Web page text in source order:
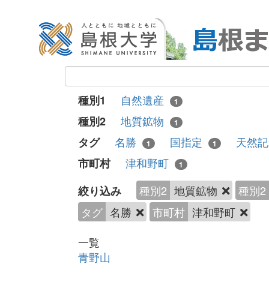
種別1 自然遺産 1
種別2 地質鉱物 1
タグ 名勝 1 国指定 1
天然
市町村
津和野町 1
絞り込み 種別2 地質鉱物
種別2
タグ 名勝 市町村 津和野町
一覧
青野山